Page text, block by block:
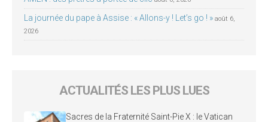
La journée du pape à Assise : « Allons-y ! Let’s go ! » août 6,
2026
ACTUALITÉS LES PLUS LUES
Sacres de la Fraternité Saint-Pie X : le Vatican